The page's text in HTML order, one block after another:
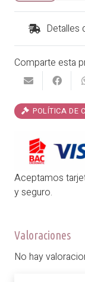
baño
entero
Garotas
Puntos
cantidad
Detalles
Comparte esta
POLÍTICA DE
Aceptamos
y seguro.
Valoraciones
No hay